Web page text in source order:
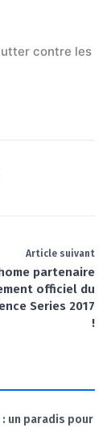
contre les
Article suivant
partenaire
officiel du
Series 2017
!
: un paradis pour